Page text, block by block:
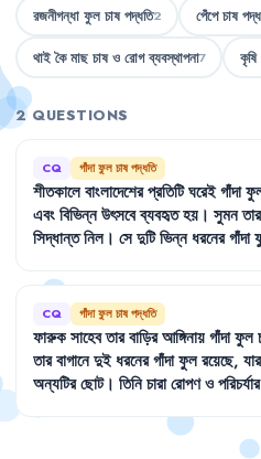
রজনীগন্ধা ফুল চাষ পদ্ধতি2 পেঁপে চাষ
থাই কৈ মাছ চাষ ও রোগ ব্যবস্থাপনা7
2 QUESTIONS
CQ গাঁদা ফুল চাষ পদ্ধতি
শীতকালেবাংলাদেশেরপ্রতিটিঘরেইগাঁদা
এবংবিভিন্নউৎসবেব্যবহৃতহয় । সুমনতার
সিদ্ধান্তনিল। সেদুটিভিন্নধরনেরগাঁদা
CQ গাঁদা ফুল চাষ পদ্ধতি
ফারুকসাহেবতারবাড়িরআঙ্গিনায়গাঁদাফুল
তারবাগানেদুইধরনেরগাঁদাফুলরয়েছে, যার
অন্যটিরছোট। তিনিচারারোপণওপরিচর্যার